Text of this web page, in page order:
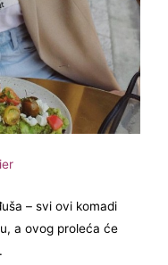
– svi ovi komadi
a ovog proleća će